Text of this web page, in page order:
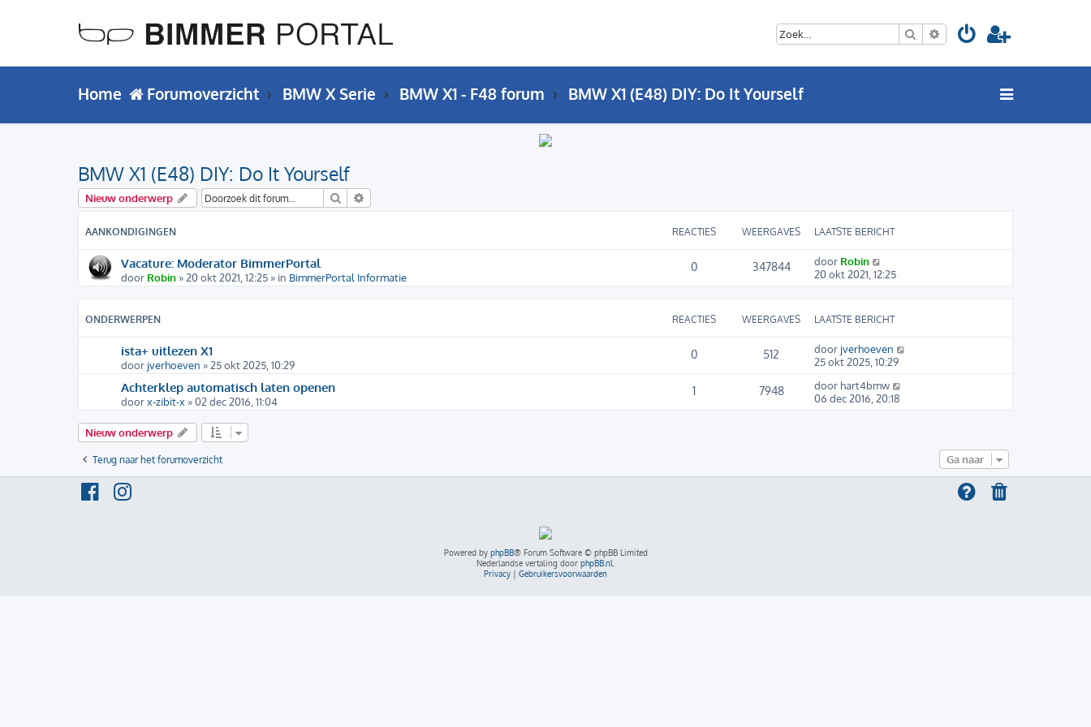
Zoek Uitgebreid zoeken
Home Forumoverzicht BMW X Serie BMW X1 - F48 forum BMW X1 (E48) DIY: Do It Yourself
BMW X1 (E48) DIY: Do It Yourself
Nieuw onderwerp Zoek
AANKONDIGINGEN REACTIES WEERGAVES LAATSTE BERICHT
Vacature: Moderator BimmerPortal
door Robin » 20 okt 2021, 12:25 » in BimmerPortal Informatie
0 347844 door Robin
20 okt 2021, 12:25
ONDERWERPEN REACTIES WEERGAVES LAATSTE BERICHT
ista+ uitlezen X1
door jverhoeven » 25 okt 2025, 10:29
0 512 door jverhoeven
25 okt 2025, 10:29
Achterklep automatisch laten openen
doorx-zibit-x » 02 dec 2016, 11:04
1 7948 door hart4bmw
06 dec 2016, 20:18
Nieuw onderwerp
Terug naar het forumoverzicht Ga naar
Powered by phpBB® Forum Software © phpBB Limited
Nederlandse vertaling door phpBB.nl.
Privacy
Gebruikersvoorwaarden